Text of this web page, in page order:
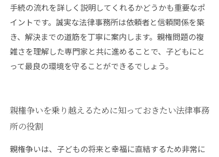
手続の流れを詳しく説明してくれるかどうかも重要なポ
イントです。誠実な法律事務所は依頼者と信頼関係を築
き、解決までの道筋を丁寧に案内します。親権問題の複
雑さを理解した専門家と共に進めることで、子どもにと
って最良の環境を守ることができるでしょう。
親権争いを乗り越えるために知っておきたい法律事務
所の役割
親権争いは、子どもの将来と幸福に直結するため非常に